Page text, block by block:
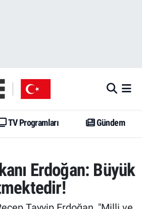
TV Programları Gündem
Erdoğan: Büyük
Vakitleri